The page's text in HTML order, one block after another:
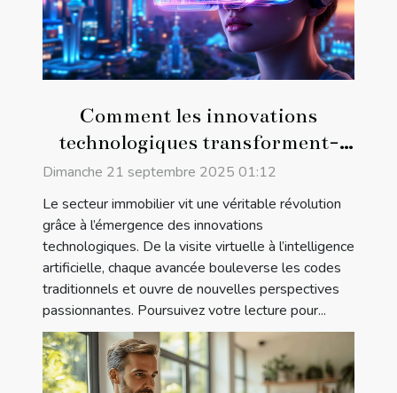
Comment les innovations
technologiques transforment-
elles l'immobilier ?
Dimanche 21 septembre 2025 01:12
Le secteur immobilier vit une véritable révolution
grâce à l’émergence des innovations
technologiques. De la visite virtuelle à l’intelligence
artificielle, chaque avancée bouleverse les codes
traditionnels et ouvre de nouvelles perspectives
passionnantes. Poursuivez votre lecture pour...